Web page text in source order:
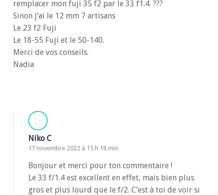
remplacer mon fuji 35 f2 par le 33 f1.4. ???
Sinon j’ai le 12 mm 7 artisans
Le 23 f2 Fuji
Le 18-55 Fuji et le 50-140.
Merci de vos conseils.
Nadia
Niko C
17 novembre 2022 à 15 h 18 min
Bonjour et merci pour ton commentaire !
Le 33 f/1.4 est excellent en effet, mais bien plus
gros et plus lourd que le f/2. C’est à toi de voir si